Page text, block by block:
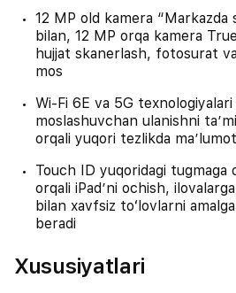
12 MP old kamera “Markazda
bilan, 12 MP orqa kamera
hujjat skanerlash, fotosurat
mos
Wi‑Fi 6E va 5G
moslashuvchan ulanishni
orqali yuqori tezlikda
Touch ID yuqoridagi tugmaga
orqali iPad’ni ochish,
bilan xavfsiz toʻlovlarni
beradi
Xususiyatlari